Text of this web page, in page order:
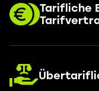
Tarifliche